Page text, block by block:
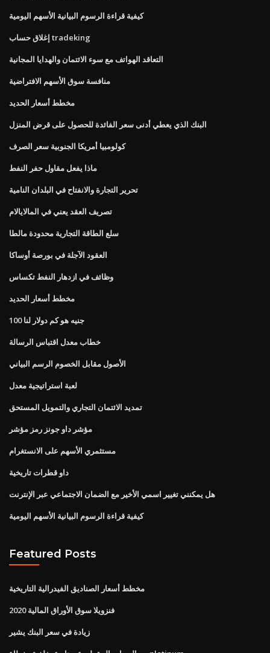
كيفية قراءة الرسوم البيانية الأسهم اليومية
إغلاق حساب tradeking
التعاقد الهواتف مع سوء الائتمان والهدايا المجانية
منافسة سوق الأسهم الافتراضية
مخطط أسعار الحديد
البنك الذي يعطي أدنى سعر الفائدة للحصول على قرض المنزل
كولومبيا أمريكا الجنوبية سعر الصرف
ماذا يفعل مقاول حفر النفط
تحرير التجارة والانفتاح في البلدان النامية
تصريف العقد يعني في المالايالام
سلع الطاقة التجارية محدودة مالطا
العقود الآجلة في بورصة أوساكا
وظائف في ازدهار النفط تكساس
مخطط أسعار الحديد
100 جنيه هو كم دولار لنا
خطاب معدل اقتباس الرسالة
الأصول مقابل الخصوم الرسم البياني
لعبة استراتيجية معدل
تمديد الائتمان التجاري والتمويل المستحق
مؤشر داو جونز رمز مؤشر
مستثمري الأسهم على الانستغرام
داو قطرات تاريخية
هل يمكنني تغيير اسمي الأخير مع الضمان الاجتماعي عبر الإنترنت
كيفية قراءة الرسوم البيانية الأسهم اليومية
Featured Posts
مخطط أسعار الصناديق الفيدرالية التاريخية
فنزويلا سوق الأوراق المالية 2020
زيادة في سعر البنك يشير